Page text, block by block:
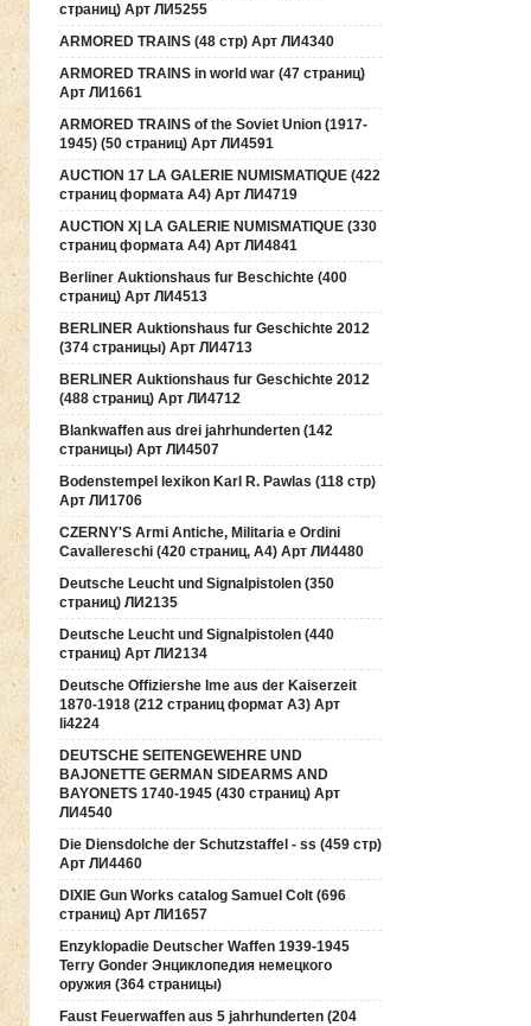
страниц) Арт ЛИ5255
ARMORED TRAINS (48 стр) Арт ЛИ4340
ARMORED TRAINS in world war (47 страниц)
Арт ЛИ1661
ARMORED TRAINS of the Soviet Union (1917-
1945) (50 страниц) Арт ЛИ4591
AUCTION 17 LA GALERIE NUMISMATIQUE (422
страниц формата А4) Арт ЛИ4719
AUCTION Х| LA GALERIE NUMISMATIQUE (330
страниц формата А4) Арт ЛИ4841
Berliner Auktionshaus fur Beschichte (400
страниц) Арт ЛИ4513
BERLINER Auktionshaus fur Geschichte 2012
(374 страницы) Арт ЛИ4713
BERLINER Auktionshaus fur Geschichte 2012
(488 страниц) Арт ЛИ4712
Blankwaffen aus drei jahrhunderten (142
страницы) Арт ЛИ4507
Bodenstempel lexikon Karl R. Pawlas (118 cтр)
Арт ЛИ1706
CZERNY'S Armi Antiche, Militaria e Ordini
Cavallereschi (420 страниц, А4) Арт ЛИ4480
Deutsche Leucht und Signalpistolen (350
страниц) ЛИ2135
Deutsche Leucht und Signalpistolen (440
страниц) Арт ЛИ2134
Deutsche Offiziershe lme aus der Kaiserzeit
1870-1918 (212 страниц формат А3) Арт
li4224
DEUTSCHE SEITENGEWEHRE UND
BAJONETTE GERMAN SIDEARMS AND
BAYONETS 1740-1945 (430 страниц) Арт
ЛИ4540
Die Diensdolche der Schutzstaffel - ss (459 стр)
Арт ЛИ4460
DIXIE Gun Works catalog Samuel Colt (696
страниц) Арт ЛИ1657
Enzyklopadie Deutscher Waffen 1939-1945
Terry Gonder Энциклопедия немецкого
оружия (364 страницы)
Faust Feuerwaffen aus 5 jahrhunderten (204